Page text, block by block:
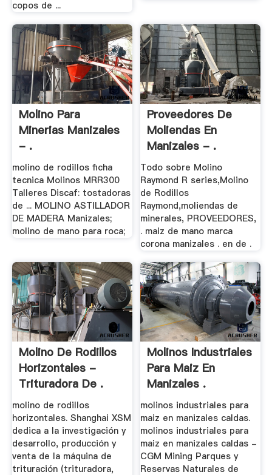
copos de ...
Molino Para
Minerias Manizales
- .
molino de rodillos ficha
tecnica Molinos MRR300
Talleres Discaf: tostadoras
de ... MOLINO ASTILLADOR
DE MADERA Manizales;
molino de mano para roca;
Proveedores De
Moliendas En
Manizales - .
Todo sobre Molino
Raymond R series,Molino
de Rodillos
Raymond,moliendas de
minerales, PROVEEDORES,
. maiz de mano marca
corona manizales . en de .
Molino De Rodillos
Horizontales -
Trituradora De .
molino de rodillos
horizontales. Shanghai XSM
dedica a la investigación y
desarrollo, producción y
venta de la máquina de
trituración (trituradora,
Molinos Industriales
Para Maiz En
Manizales .
molinos industriales para
maiz en manizales caldas.
molinos industriales para
maiz en manizales caldas -
CGM Mining Parques y
Reservas Naturales de